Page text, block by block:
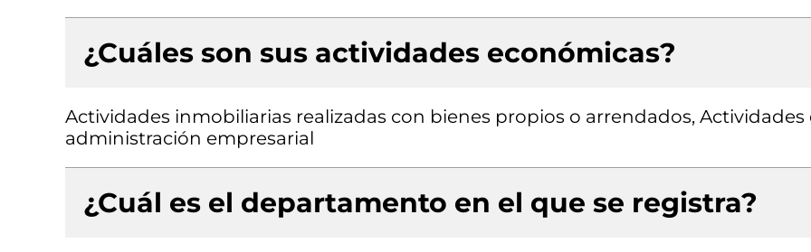
¿Cuáles son sus actividades económicas?
Actividades inmobiliarias realizadas con bienes propios o arrendados, Actividades
administración empresarial
¿Cuál es el departamento en el que se registra?